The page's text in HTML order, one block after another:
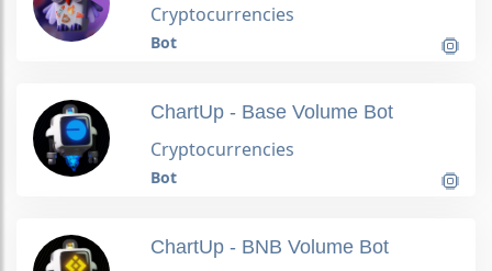
Cryptocurrencies
Bot
ChartUp - Base Volume Bot
Cryptocurrencies
Bot
ChartUp - BNB Volume Bot